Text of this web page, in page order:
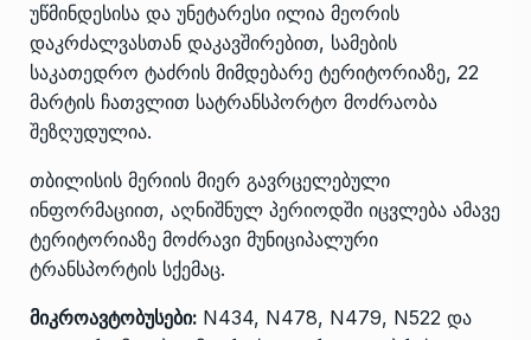
უწმინდესისა და უნეტარესი ილია მეორის
დაკრძალვასთან დაკავშირებით, სამების
საკათედრო ტაძრის მიმდებარე ტერიტორიაზე, 22
მარტის ჩათვლით სატრანსპორტო მოძრაობა
შეზღუდულია.
თბილისის მერიის მიერ გავრცელებული
ინფორმაციით, აღნიშნულ პერიოდში იცვლება ამავე
ტერიტორიაზე მოძრავი მუნიციპალური
ტრანსპორტის სქემაც.
მიკროავტობუსები: N434, N478, N479, N522 და